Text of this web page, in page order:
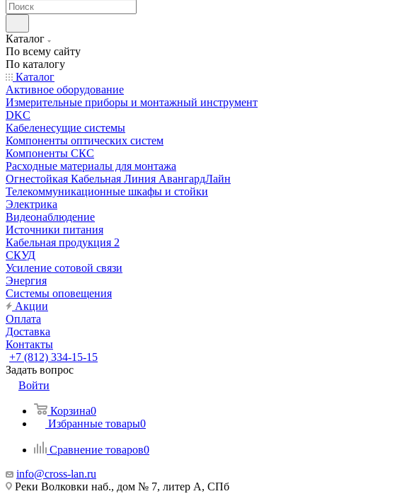
Каталог
По всему сайту
По каталогу
Каталог
Активное оборудование
Измерительные приборы и монтажный инструмент
DKC
Кабеленесущие системы
Компоненты оптических систем
Компоненты СКС
Расходные материалы для монтажа
Огнестойкая Кабельная Линия АвангардЛайн
Телекоммуникационные шкафы и стойки
Электрика
Видеонаблюдение
Источники питания
Кабельная продукция 2
СКУД
Усиление сотовой связи
Энергия
Системы оповещения
Акции
Оплата
Доставка
Контакты
+7 (812) 334-15-15
Задать вопрос
Войти
Корзина0
Избранные товары0
Сравнение товаров0
info@cross-lan.ru
Реки Волковки наб., дом № 7, литер А, СПб